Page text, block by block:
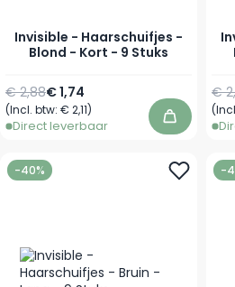
Invisible - Haarschuifjes -
Blond - Kort - 9 Stuks
Speciale prijs
€ 1,74
Normale prijs
€ 2,88
(Incl. btw: € 2,11)
Direct leverbaar In
€
-40% -